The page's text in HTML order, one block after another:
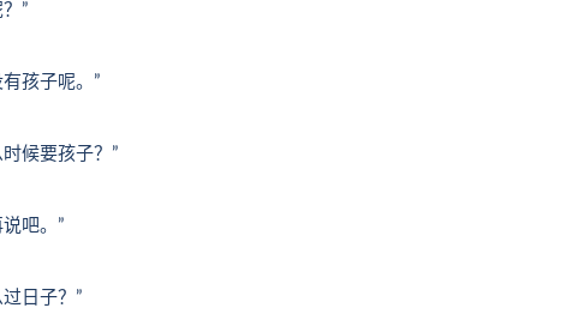
”
孩子呢。”
候要孩子？”
吧。”
日子？”